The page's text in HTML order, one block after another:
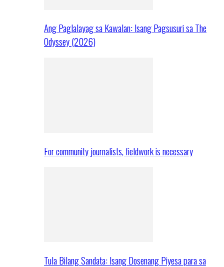
Ang Paglalayag sa Kawalan: Isang Pagsusuri sa The
Odyssey (2026)
For community journalists, fieldwork is necessary
Tula Bilang Sandata: Isang Dosenang Piyesa para sa